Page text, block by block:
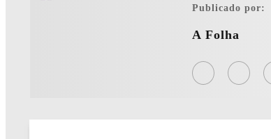
Publicado por:
A Folha